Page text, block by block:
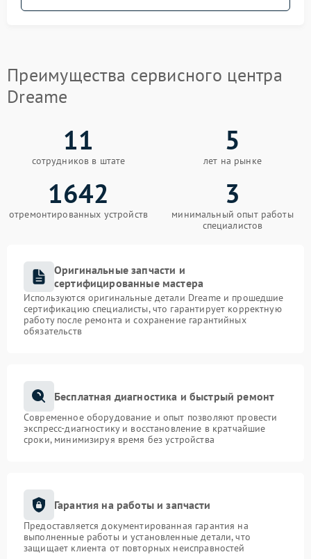
Преимущества сервисного центра
Dreame
11
сотрудников в штате
5
лет на рынке
1642
отремонтированных устройств
3
минимальный опыт работы
специалистов
Оригинальные запчасти и
сертифицированные мастера
Используются оригинальные детали Dreame и прошедшие
сертификацию специалисты, что гарантирует корректную
работу после ремонта и сохранение гарантийных
обязательств
Бесплатная диагностика и быстрый ремонт
Современное оборудование и опыт позволяют провести
экспресс-диагностику и восстановление в кратчайшие
сроки, минимизируя время без устройства
Гарантия на работы и запчасти
Предоставляется документированная гарантия на
выполненные работы и установленные детали, что
защищает клиента от повторных неисправностей